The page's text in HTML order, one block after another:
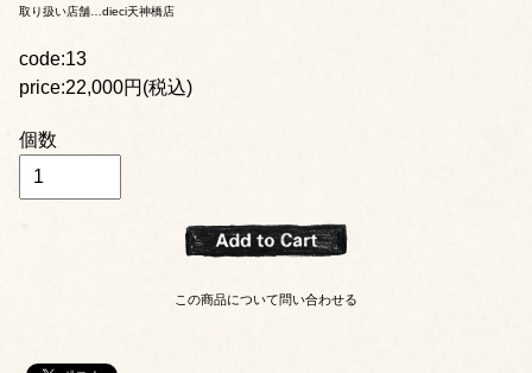
取り扱い店舗…dieci天神橋店
code:13
price:22,000円(税込)
個数
この商品について問い合わせる